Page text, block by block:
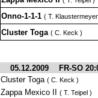
Onno-1-1-1 ( T.
Cluster Toga ( C. Keck )
05.12.2009 FR-SO
Cluster Toga ( C. Keck )
Zappa Mexico II ( T. Teipel )